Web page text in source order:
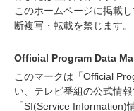
このホームページに掲載
断複写・転載を禁じます。
Official Program Data
このマークは「Official
い、テレビ番組の公式情報
「SI(Service Information)